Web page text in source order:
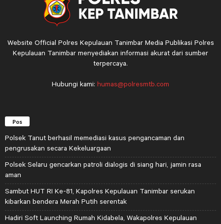
Website Official Polres Kepulauan Tanimbar Media Publikasi Polres
Kepulauan Tanimbar menyediakan informasi akurat dari sumber
terpercaya.
Hubungi kami: humas@polresmtb.com
Pos
Polsek Tanut berhasil memediasi kasus pengancaman dan
pengrusakan secara Kekeluargaan
Polsek Selaru gencarkan patroli dialogis di siang hari, jamin rasa
aman
Sambut HUT RI Ke-81, Kapolres Kepulauan Tanimbar serukan
kibarkan bendera Merah Putih serentak
Hadiri Soft Launching Rumah Kidabela, Wakapolres Kepulauan